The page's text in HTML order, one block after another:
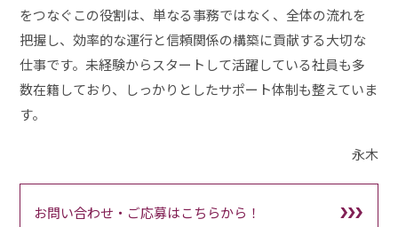
をつなぐこの役割は、単なる事務ではなく、全体の流れを
把握し、効率的な運行と信頼関係の構築に貢献する大切な
仕事です。未経験からスタートして活躍している社員も多
数在籍しており、しっかりとしたサポート体制も整えていま
す。
永木
お問い合わせ・ご応募はこちらから！